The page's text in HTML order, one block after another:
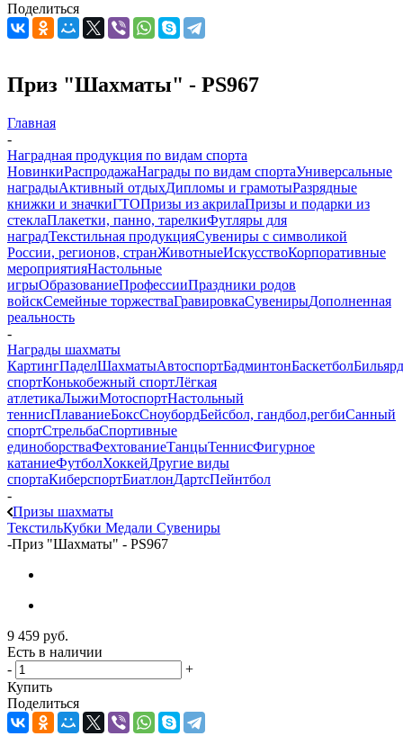
Поделиться
Приз "Шахматы" - PS967
Главная
-
Наградная продукция по видам спорта
НовинкиРаспродажаНаграды по видам спортаУниверсальные
наградыАктивный отдыхДипломы и грамотыРазрядные
книжки и значкиГТОПризы из акрилаПризы и подарки из
стеклаПлакетки, панно, тарелкиФутляры для
наградТекстильная продукцияСувениры с символикой
России, регионов, странЖивотныеИскусствоКорпоративные
мероприятияНастольные
игрыОбразованиеПрофессииПраздники родов
войскСемейные торжестваГравировкаСувенирыДополненная
реальность
-
Награды шахматы
КартингПаделШахматыАвтоспортБадминтонБаскетболБильярд
спортКонькобежный спортЛёгкая
атлетикаЛыжиМотоспортНастольный
теннисПлаваниеБоксСноубордБейсбол, гандбол,регбиСанный
спортСтрельбаСпортивные
единоборстваФехтованиеТанцыТеннисФигурное
катаниеФутболХоккейДругие виды
спортаКиберспортБиатлонДартсПейнтбол
-
Призы шахматы
ТекстильКубки Медали Сувениры
-Приз "Шахматы" - PS967
9 459 руб.
Есть в наличии
-
+
Купить
Поделиться